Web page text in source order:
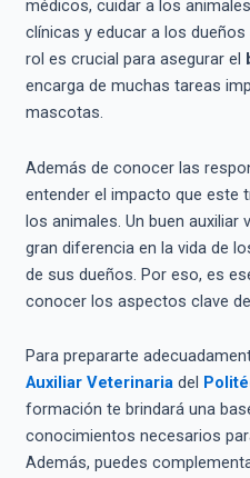
médicos, cuidar a los
clínicas y educar a los dueños
rol es crucial para asegurar el
encarga de muchas tareas
mascotas.
Además de conocer las
entender el impacto que este
los animales. Un buen auxiliar
gran diferencia en la vida de
de sus dueños. Por eso, es
conocer los aspectos clave
Para prepararte
Auxiliar Veterinariadel
formación te brindará una
conocimientos necesarios
Además, puedes